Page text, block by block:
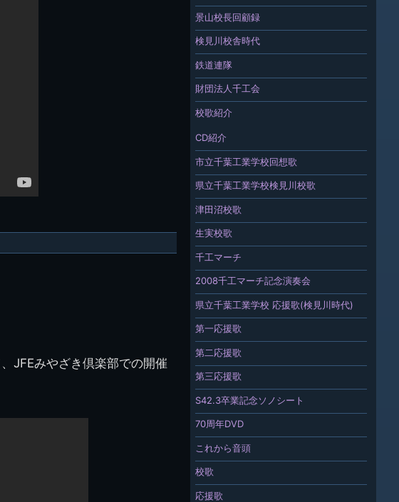
JFEみやざき倶楽部での開催
景山校長回顧録
検見川校舎時代
鉄道連隊
財団法人千工会
校歌紹介
CD紹介
市立千葉工業学校回想歌
県立千葉工業学校検見川校歌
津田沼校歌
生実校歌
千工マーチ
2008千工マーチ記念演奏会
県立千葉工業学校 応援歌(検見川時代)
第一応援歌
第二応援歌
第三応援歌
S42.3卒業記念ソノシート
70周年DVD
これから音頭
校歌
応援歌